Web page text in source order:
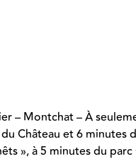
– Montchat – À
Château et 6 minutes
», à 5 minutes du